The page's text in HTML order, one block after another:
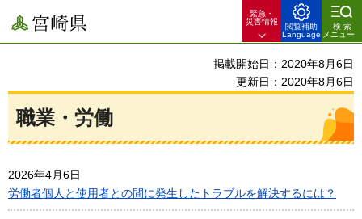
宮崎県
緊急・
災害情報
閲覧補助
Language
検索
メニュー
掲載開始日：2020年8月6日
更新日：2020年8月6日
職業・労働
2026年4月6日
労働者個人と使用者との間に発生したトラブルを解決するには？